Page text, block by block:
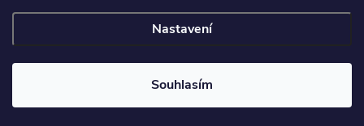
Nastavení
Souhlasím
Copyright 2026JANDA-DENTAL.cz. Všechna práva vyhrazena.